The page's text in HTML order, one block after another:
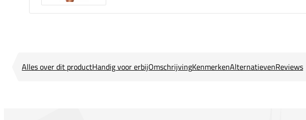
Alles over dit productHandig voor erbijOmschrijvingKenmerkenAlternatievenReviews